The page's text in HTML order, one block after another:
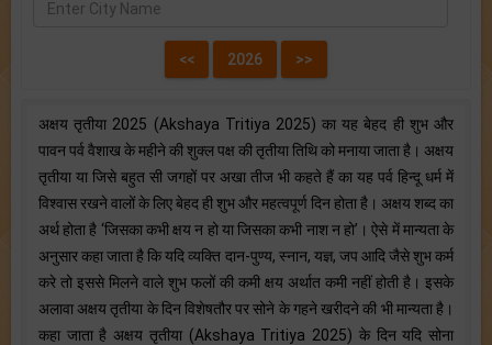
अक्षय तृतीया 2025 (Akshaya Tritiya 2025) का यह बेहद ही शुभ और
पावन पर्व वैशाख के महीने की शुक्ल पक्ष की तृतीया तिथि को मनाया जाता है। अक्षय
तृतीया या जिसे बहुत सी जगहों पर अखा तीज भी कहते हैं का यह पर्व हिन्दू धर्म में
विश्वास रखने वालों के लिए बेहद ही शुभ और महत्वपूर्ण दिन होता है। अक्षय शब्द का
अर्थ होता है ‘जिसका कभी क्षय न हो या जिसका कभी नाश न हो’। ऐसे में मान्यता के
अनुसार कहा जाता है कि यदि व्यक्ति दान-पुण्य, स्नान, यज्ञ, जप आदि जैसे शुभ कर्म
करे तो इससे मिलने वाले शुभ फलों की कमी क्षय अर्थात कमी नहीं होती है। इसके
अलावा अक्षय तृतीया के दिन विशेषतौर पर सोने के गहने खरीदने की भी मान्यता है।
कहा जाता है अक्षय तृतीया (Akshaya Tritiya 2025) के दिन यदि सोना